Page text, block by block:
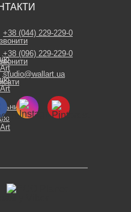
+38 (044) 229-229-0
+38 (096) 229-229-0
studio@wallart.ua